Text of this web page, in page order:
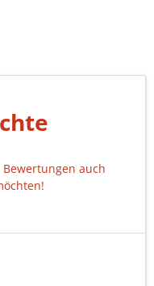
auch